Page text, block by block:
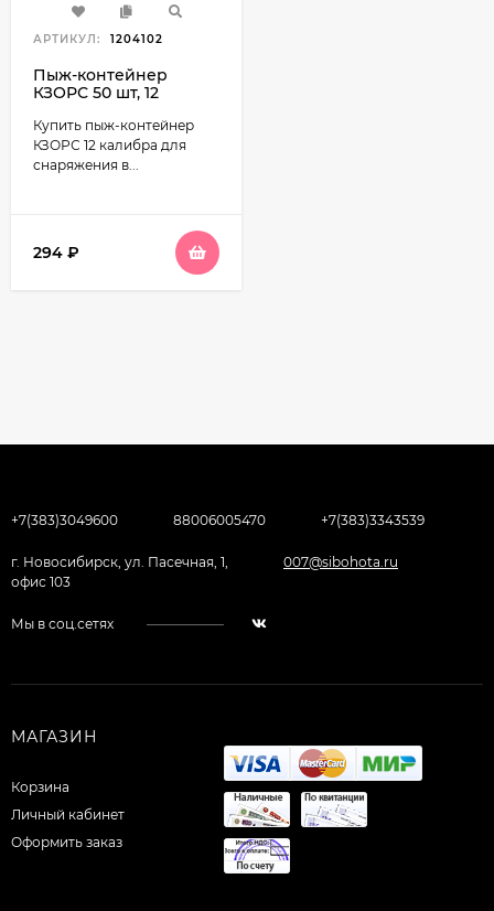
АРТИКУЛ: 1204102
Пыж-контейнер
КЗОРС 50 шт, 12
Купить пыж-контейнер
КЗОРС 12 калибра для
снаряжения в...
294 ₽
+7(383)3049600 88006005470 +7(383)3343539
г. Новосибирск, ул. Пасечная, 1,
офис 103
007@sibohota.ru
Мы в соц.сетях
МАГАЗИН
Корзина
Личный кабинет
Оформить заказ